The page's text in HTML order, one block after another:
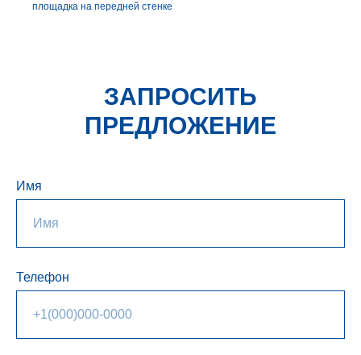
площадка на передней стенке
ЗАПРОСИТЬ
ПРЕДЛОЖЕНИЕ
Имя
Телефон